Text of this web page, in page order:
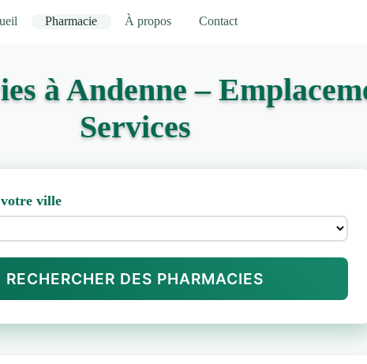
Pharmacie À propos Contact
à Andenne –
Services
votre ville
RECHERCHER DES PHARMACIES